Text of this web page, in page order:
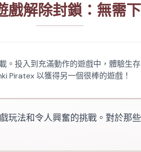
戲解除封鎖：無需
。投入到充滿動作的遊戲中，體驗生
Piratex 以獲得另一個很棒的遊戲！
玩法和令人興奮的挑戰。對於那